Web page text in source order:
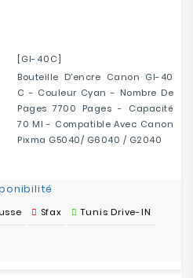
[GI-40C]
Bouteille D'encre Canon GI-40
C - Couleur Cyan - Nombre De
Pages 7700 Pages - Capacité
70 Ml - Compatible Avec Canon
Pixma G5040/ G6040 / G2040
Sfax Tunis Drive-IN